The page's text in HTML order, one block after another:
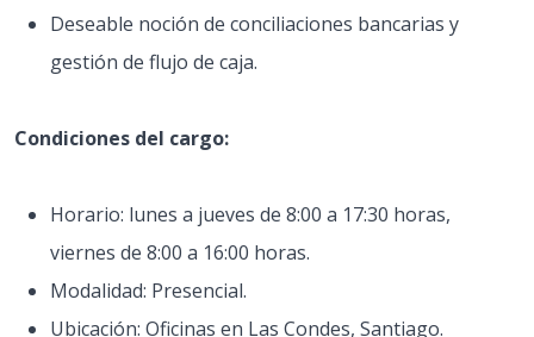
Deseable noción de conciliaciones bancarias y
gestión de flujo de caja.
Condiciones del cargo:
Horario: lunes a jueves de 8:00 a 17:30 horas,
viernes de 8:00 a 16:00 horas.
Modalidad: Presencial.
Ubicación: Oficinas en Las Condes, Santiago.